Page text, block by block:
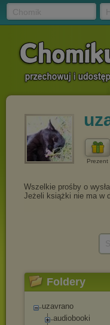
Prezent
Foldery
uzavrano
audiobooki